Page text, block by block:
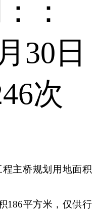
：
30日
次
主桥规划用地面积
186平方米，仅供行